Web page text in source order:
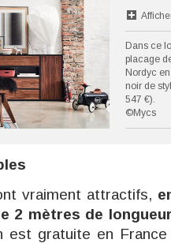
Dans ce
placage
Nordyc
noir de
547 €).
©Mycs
vraiment attractifs,
2 mètres de
est gratuite en